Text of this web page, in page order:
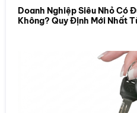
Doanh Nghiệp Siêu Nhỏ Có
Không? Quy Định Mới Nhất